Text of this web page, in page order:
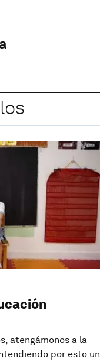
atengámonos a la
por esto un